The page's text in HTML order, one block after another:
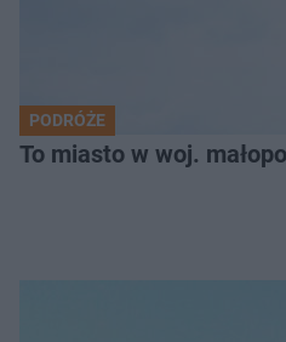
PODRÓŻE
To miasto w woj.